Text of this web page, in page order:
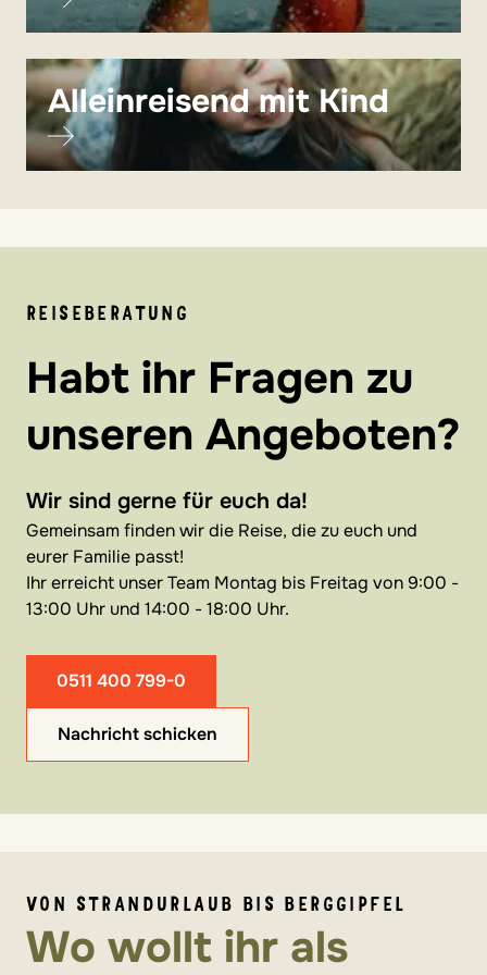
Alleinreisend mit Kind
REISEBERATUNG
Habt ihr Fragen zu
unseren Angeboten?
Wir sind gerne für euch da!
Gemeinsam finden wir die Reise, die zu euch und
eurer Familie passt!
Ihr erreicht unser Team Montag bis Freitag von 9:00 -
13:00 Uhr und 14:00 - 18:00 Uhr.
0511 400 799-0
Nachricht schicken
VON STRANDURLAUB BIS BERGGIPFEL
Wo wollt ihr als